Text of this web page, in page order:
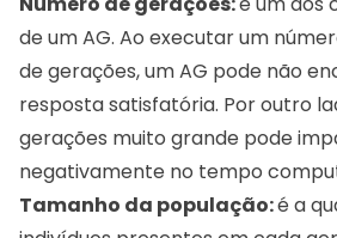
de um AG. Ao executar um
de gerações, um AG pode não
resposta satisfatória. Por outro
gerações muito grande pode
negativamente no tempo
Tamanho da população:é a